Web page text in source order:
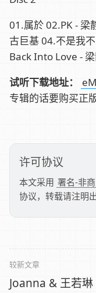
01.属於 02.PK - 梁
古巨基 04.不是我
Back Into Love -
试听下载地址：
专辑的话要购买正
许可协议
本文采用 署名-非
协议，转载请注明出
较新文章
Joanna & 王若琳